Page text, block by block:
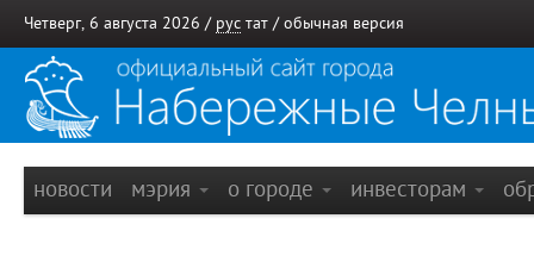
Четверг, 6 августа 2026 / рус тат / обычная версия
новости мэрия о городе инвесторам